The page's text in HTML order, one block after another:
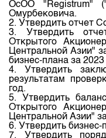
OcOO "Registrum"
Омурбековича.
2. Утвердить отчет
3. Утвердить
Открытого
Центральной Азии"
бизнес-плана за 2023
4. Утвердить
результатам
год.
5. Утвердить
Открытого
Центральной Азии"
6. Утвердить
7. Утвердить